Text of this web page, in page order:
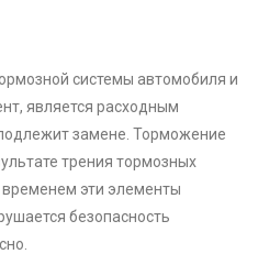
системы автомобиля и
является расходным
замене. Торможение
трения тормозных
временем эти элементы
безопасность